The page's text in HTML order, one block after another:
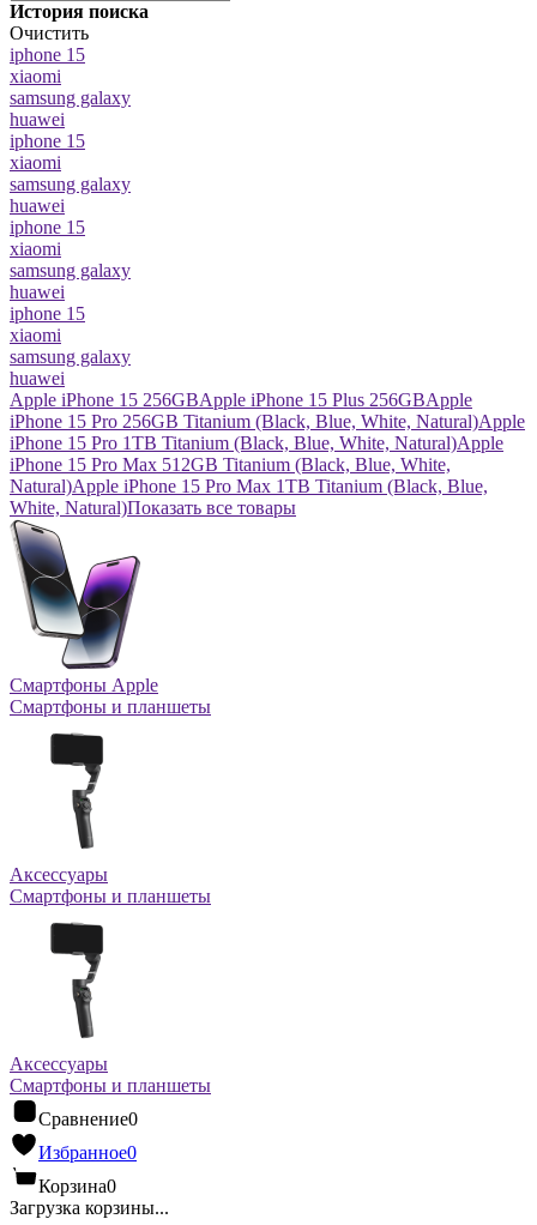
История поиска
Очистить
iphone 15
xiaomi
samsung galaxy
huawei
iphone 15
xiaomi
samsung galaxy
huawei
iphone 15
xiaomi
samsung galaxy
huawei
iphone 15
xiaomi
samsung galaxy
huawei
Apple iPhone 15 256GBApple iPhone 15 Plus 256GBApple
iPhone 15 Pro 256GB Titanium (Black, Blue, White, Natural)Apple
iPhone 15 Pro 1TB Titanium (Black, Blue, White, Natural)Apple
iPhone 15 Pro Max 512GB Titanium (Black, Blue, White,
Natural)Apple iPhone 15 Pro Max 1TB Titanium (Black, Blue,
White, Natural)Показать все товары
Смартфоны Apple
Смартфоны и планшеты
Аксессуары
Смартфоны и планшеты
Аксессуары
Смартфоны и планшеты
Сравнение0
Избранное0
Корзина0
Загрузка корзины...